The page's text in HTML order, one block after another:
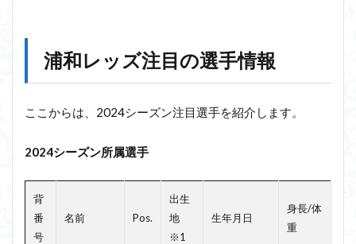
浦和レッズ注目の選手情報
ここからは、2024シーズン注目選手を紹介します。
2024シーズン所属選手
背
番
号
名前 Pos.
出生
地
※1
生年月日
身長/体
重